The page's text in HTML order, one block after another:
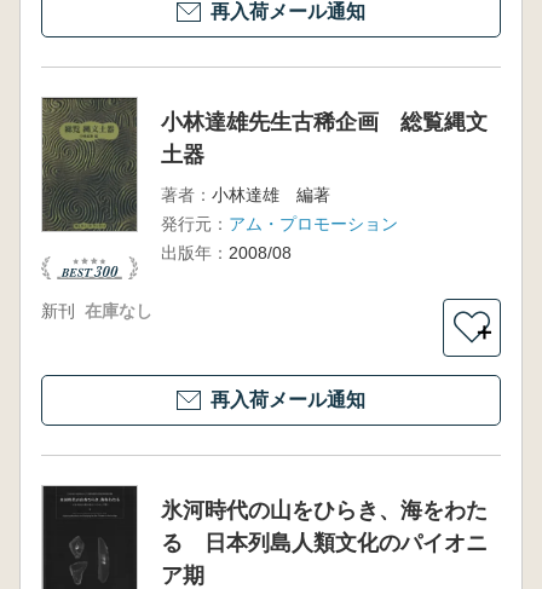
再入荷メール通知
小林達雄先生古稀企画 総覧縄文
土器
著者： 小林達雄 編著
発行元： アム・プロモーション
出版年： 2008/08
新刊 在庫なし
＋
再入荷メール通知
氷河時代の山をひらき、海をわた
る 日本列島人類文化のパイオニ
ア期